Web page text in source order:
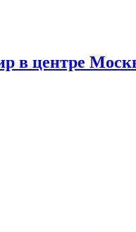
в центре